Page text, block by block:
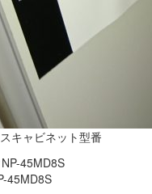
キャビネット型番
45MD8S